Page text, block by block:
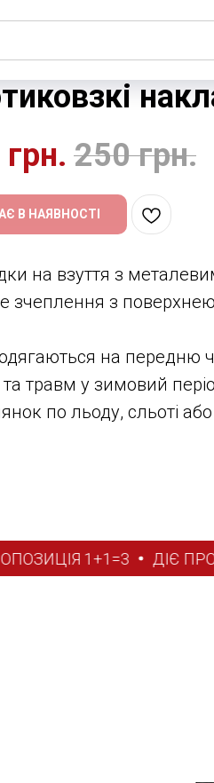
грн. 250 грн.
В НАЯВНОСТІ
на взуття з
зчеплення з
на передню
та травм у зимовий
по льоду, сльоті
1+1=3 ДІЄ